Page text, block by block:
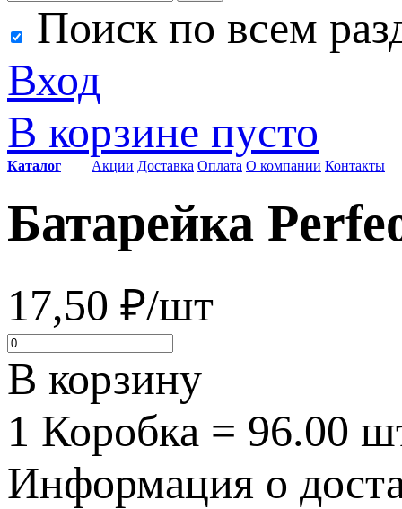
Поиск по всем
Вход
В корзине пусто
Каталог Акции Доставка Оплата О компании Контакты
Батарейка
17,50 ₽/шт
В корзину
1 Коробка = 96.00
Информация о